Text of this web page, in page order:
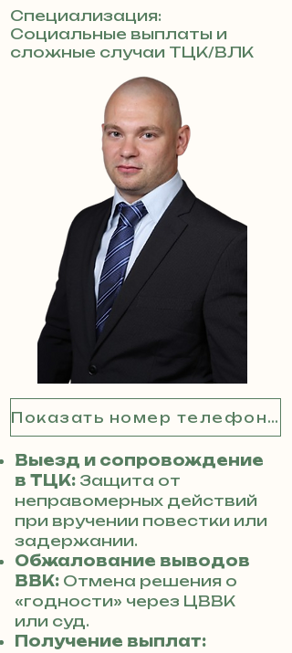
Специализация:
Социальные выплаты и
сложные случаи ТЦК/ВЛК
Показать номер телефона
Выезд и сопровождение
в ТЦК: Защита от
неправомерных действий
при вручении повестки или
задержании.
Обжалование выводов
ВВК: Отмена решения о
«годности» через ЦВВК
или суд.
Получение выплат: